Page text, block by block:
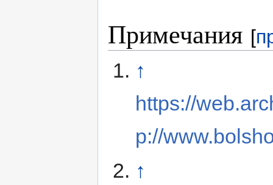
Примечания [
↑
https://
p://
↑